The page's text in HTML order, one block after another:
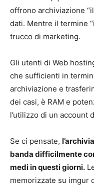
offrono archiviazione
dati. Mentre il termine
trucco di marketing.
Gli utenti di Web
che sufficienti in
archiviazione e
dei casi, è RAM e
l’utilizzo di un account
Se ci pensate,
banda difficilmente
medi in questi giorni.
memorizzate su imgur